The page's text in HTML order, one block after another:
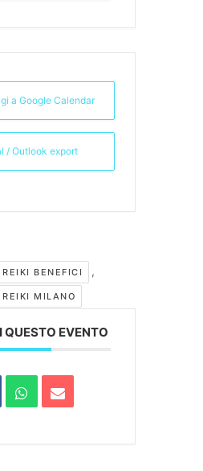
a Google Calendar
/ Outlook export
BENEFICI ,
MILANO
QUESTO EVENTO